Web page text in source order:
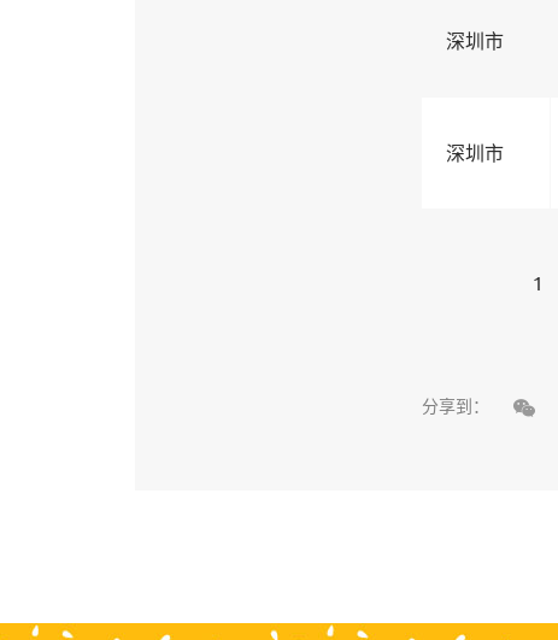
深圳市
深圳市
1
分享到： 